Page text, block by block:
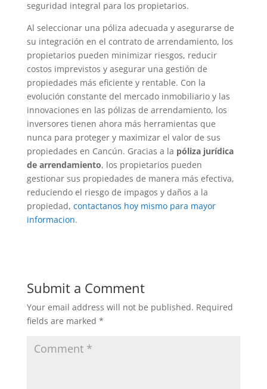
seguridad integral para los propietarios.
Al seleccionar una póliza adecuada y asegurarse de
su integración en el contrato de arrendamiento, los
propietarios pueden minimizar riesgos, reducir
costos imprevistos y asegurar una gestión de
propiedades más eficiente y rentable. Con la
evolución constante del mercado inmobiliario y las
innovaciones en las pólizas de arrendamiento, los
inversores tienen ahora más herramientas que
nunca para proteger y maximizar el valor de sus
propiedades en Cancún. Gracias a la póliza jurídica
de arrendamiento, los propietarios pueden
gestionar sus propiedades de manera más efectiva,
reduciendo el riesgo de impagos y daños a la
propiedad, contactanos hoy mismo para mayor
informacion.
Submit a Comment
Your email address will not be published. Required
fields are marked *